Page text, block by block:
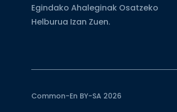
Egindako Ahaleginak Osatzeko
Helburua Izan Zuen.
Common-En BY-SA 2026